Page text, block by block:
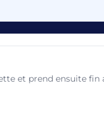
et prend ensuite